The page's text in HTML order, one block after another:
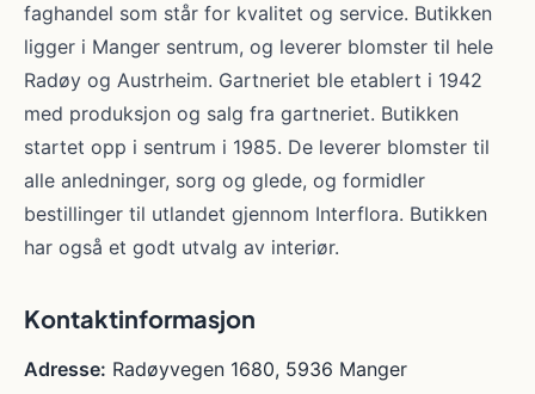
faghandel som står for kvalitet og service. Butikken
ligger i Manger sentrum, og leverer blomster til hele
Radøy og Austrheim. Gartneriet ble etablert i 1942
med produksjon og salg fra gartneriet. Butikken
startet opp i sentrum i 1985. De leverer blomster til
alle anledninger, sorg og glede, og formidler
bestillinger til utlandet gjennom Interflora. Butikken
har også et godt utvalg av interiør.
Kontaktinformasjon
Adresse: Radøyvegen 1680, 5936 Manger